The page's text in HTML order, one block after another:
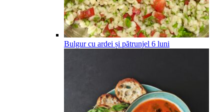
Bulgur cu ardei și pătrunjel 6 luni